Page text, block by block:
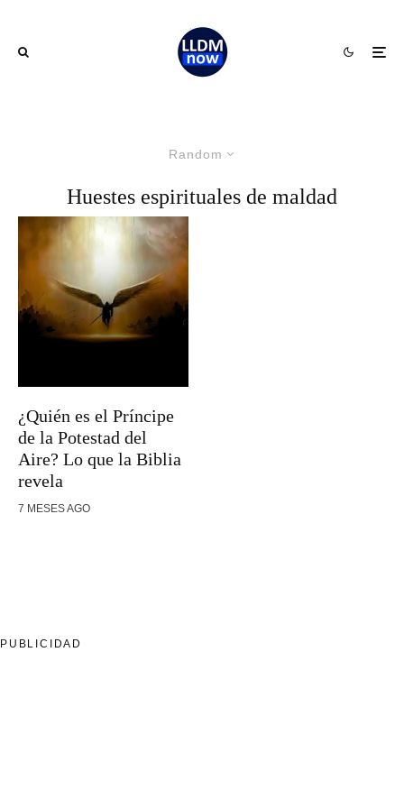
Random
Huestes espirituales de maldad
¿Quién es el Príncipe
de la Potestad del
Aire? Lo que la Biblia
revela
7 MESES AGO
PUBLICIDAD